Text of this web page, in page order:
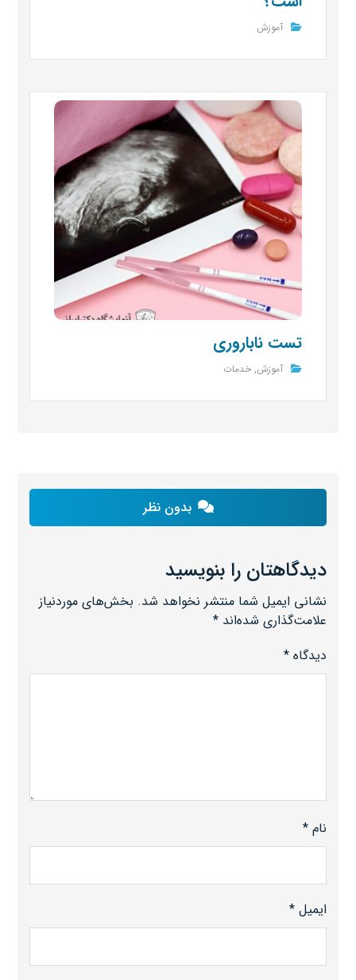
آموزش
تست ناباروری
آموزش,خدمات
بدون نظر
دیدگاهتان را بنویسید
نشانی ایمیل شما منتشر نخواهد شد. بخش‌های موردنیاز
علامت‌گذاری شده‌اند*
دیدگاه*
نام*
ایمیل*